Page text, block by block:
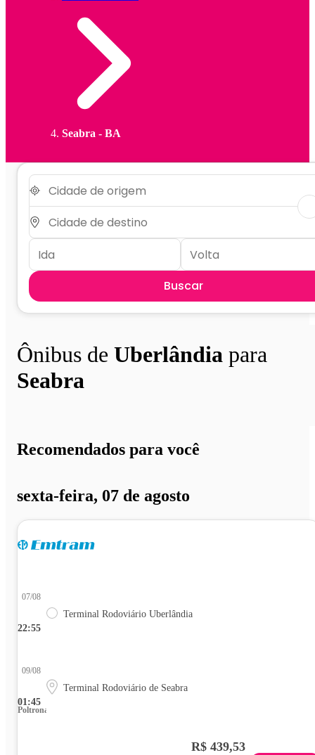
Seabra - BA
Buscar
Ônibus de Uberlândia para
Seabra
Recomendados para você
sexta-feira, 07 de agosto
22:55
07/08
Terminal Rodoviário Uberlândia
01:45
09/08
Terminal Rodoviário de Seabra
Poltrona
R$ 439,53